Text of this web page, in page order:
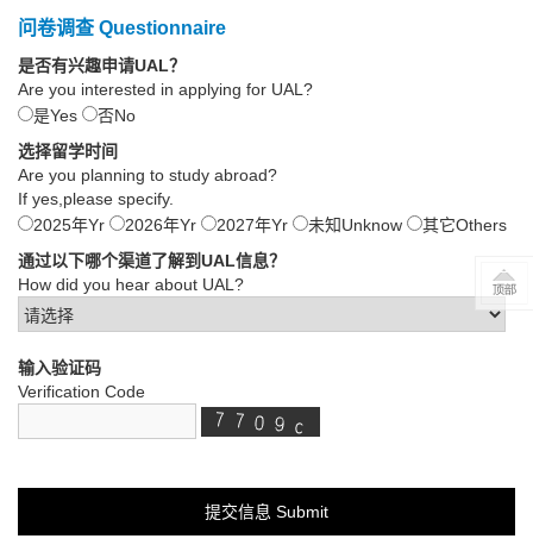
问卷调查 Questionnaire
是否有兴趣申请UAL？
Are you interested in applying for UAL?
是Yes
否No
选择留学时间
Are you planning to study abroad?
If yes,please specify.
2025年Yr
2026年Yr 2027年Yr 未知Unknow
其它Others
通过以下哪个渠道了解到UAL信息？
How did you hear about UAL?
输入验证码
Verification Code